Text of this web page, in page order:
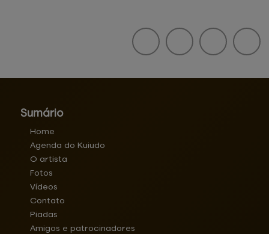
Sumário
Home
Agenda do Kuiudo
O artista
Fotos
Vídeos
Contato
Piadas
Amigos e patrocinadores